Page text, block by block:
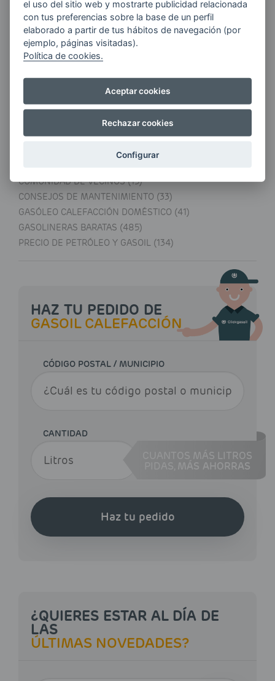
El precio de Gasolina 98 ha bajado 0,010€ de
1,631€ a 1,621€, un 0,62%.
tu localidad?
Blog
COMUNIDAD DE VECINOS (15)
CONSEJOS DE MANTENIMIENTO (33)
GASÓLEO CALEFACCIÓN DOMÉSTICO (41)
GASOLINERAS BARATAS (485)
PRECIO DE PETRÓLEO Y GASOIL (134)
HAZ TU PEDIDO DE
GASOIL CALEFACCIÓN
CÓDIGO POSTAL / MUNICIPIO
CANTIDAD
CUANTOS MÁS LITROS
MÁS AHORRAS
Haz tu pedido
¿QUIERES ESTAR AL DÍA DE
LAS
ÚLTIMAS NOVEDADES?
el uso del sitio web y mostrarte publicidad relacionada
con tus preferencias sobre la base de un perfil
elaborado a partir de tus hábitos de navegación (por
ejemplo, páginas visitadas).
Política de cookies.
Aceptar cookies
Rechazar cookies
Configurar